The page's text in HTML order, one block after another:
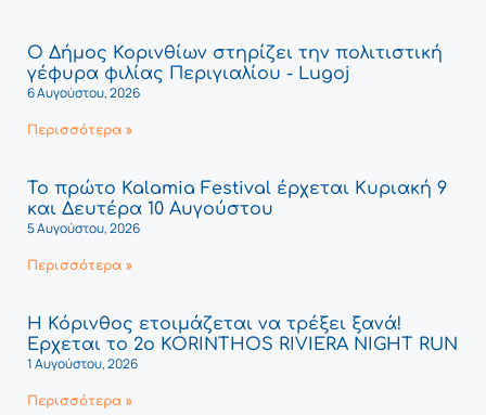
Ο Δήμος Κορινθίων στηρίζει την πολιτιστική
γέφυρα φιλίας Περιγιαλίου - Lugoj
6 Αυγούστου, 2026
Περισσότερα »
Το πρώτο Kalamia Festival έρχεται Κυριακή 9
και Δευτέρα 10 Αυγούστου
5 Αυγούστου, 2026
Περισσότερα »
Η Κόρινθος ετοιμάζεται να τρέξει ξανά!
Έρχεται το 2ο KORINTHOS RIVIERA NIGHT RUN
1 Αυγούστου, 2026
Περισσότερα »